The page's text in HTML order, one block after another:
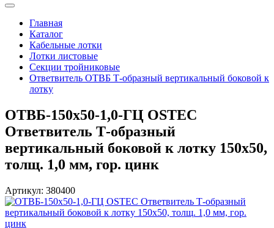
Главная
Каталог
Кабельные лотки
Лотки листовые
Секции тройниковые
Ответвитель ОТВБ Т-образный вертикальный боковой к
лотку
ОТВБ-150х50-1,0-ГЦ OSTEC
Ответвитель Т-образный
вертикальный боковой к лотку 150х50,
толщ. 1,0 мм, гор. цинк
Артикул: 380400